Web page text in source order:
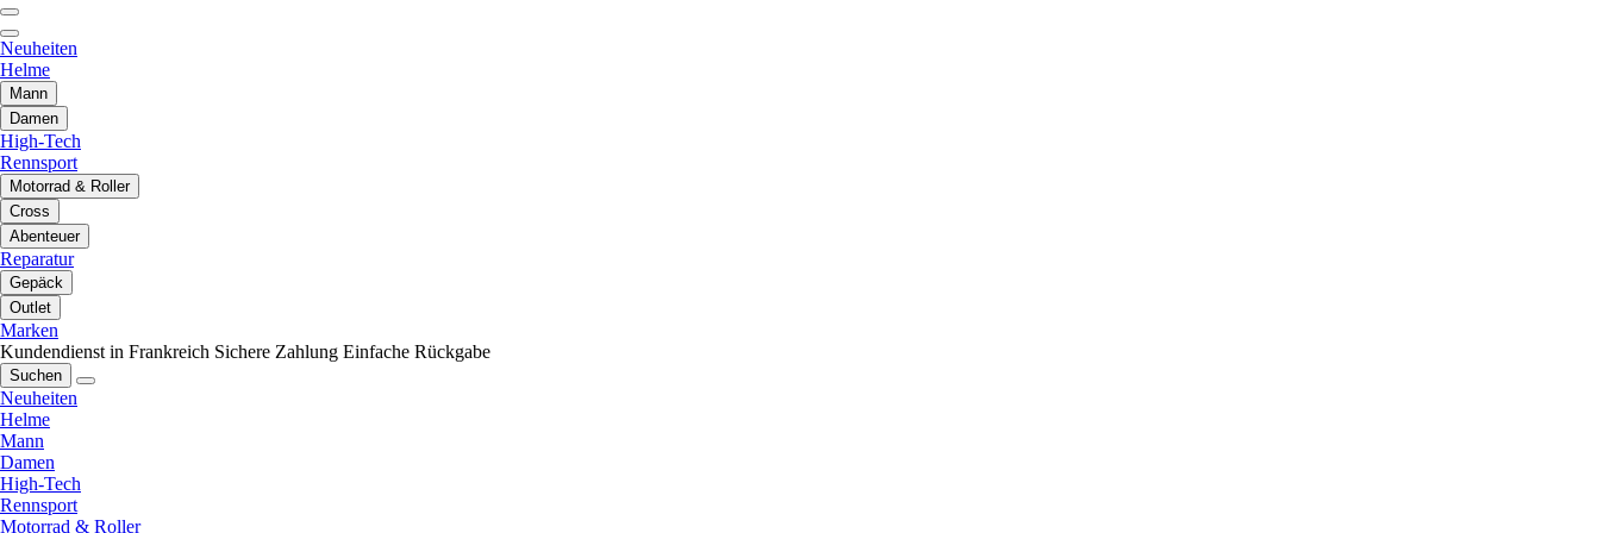
Neuheiten
Helme
Mann
Damen
High-Tech
Rennsport
Motorrad & Roller
Cross
Abenteuer
Reparatur
Gepäck
Outlet
Marken
Kundendienst in Frankreich Sichere Zahlung Einfache Rückgabe
Suchen
Neuheiten
Helme
Mann
Damen
High-Tech
Rennsport
Motorrad & Roller